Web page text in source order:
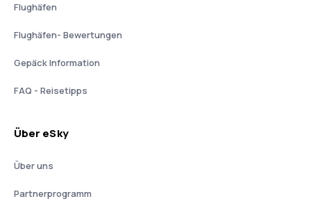
Flughäfen
Flughäfen- Bewertungen
Gepäck Information
FAQ - Reisetipps
Über eSky
Über uns
Partnerprogramm